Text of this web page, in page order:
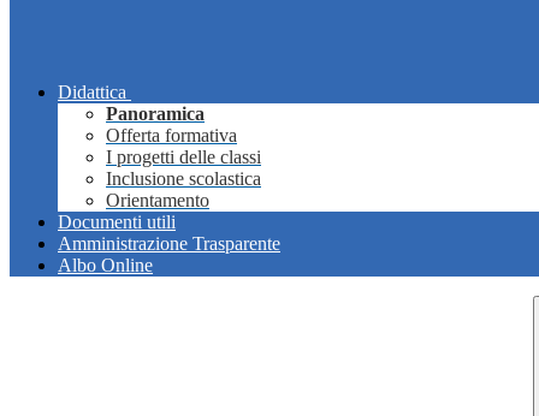
Didattica
Panoramica
Offerta formativa
I progetti delle classi
Inclusione scolastica
Orientamento
Documenti utili
Amministrazione Trasparente
Albo Online